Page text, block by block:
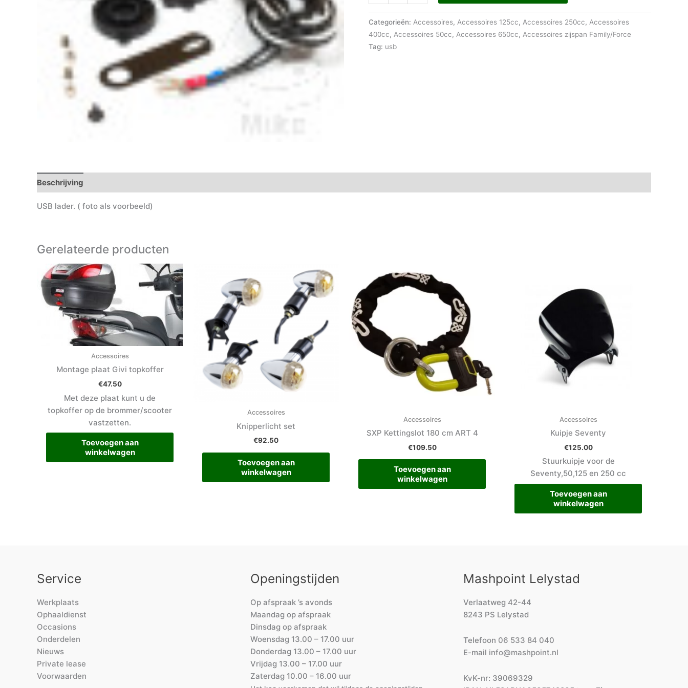
Categorieën: Accessoires, Accessoires 125cc, Accessoires 250cc, Accessoires
400cc, Accessoires 50cc, Accessoires 650cc, Accessoires zijspan Family/Force
Tag: usb
Beschrijving
USB lader. ( foto als voorbeeld)
Gerelateerde producten
Accessoires
Montage plaat Givi topkoffer
€47.50
Met deze plaat kunt u de
topkoffer op de brommer/scooter
vastzetten.
Toevoegen aan
winkelwagen
Accessoires
Knipperlicht set
€92.50
Toevoegen aan
winkelwagen
Accessoires
SXP Kettingslot 180 cm ART 4
€109.50
Toevoegen aan
winkelwagen
Accessoires
Kuipje Seventy
€125.00
Stuurkuipje voor de
Seventy,50,125 en 250 cc
Toevoegen aan
winkelwagen
Service
Werkplaats
Ophaaldienst
Occasions
Onderdelen
Nieuws
Private lease
Voorwaarden
Openingstijden
Op afspraak ’s avonds
Maandag op afspraak
Dinsdag op afspraak
Woensdag 13.00 – 17.00 uur
Donderdag 13.00 – 17.00 uur
Vrijdag 13.00 – 17.00 uur
Zaterdag 10.00 – 16.00 uur
Mashpoint Lelystad
Verlaatweg 42-44
8243 PS Lelystad
Telefoon 06 533 84 040
E-mail info@mashpoint.nl
KvK-nr: 39069329